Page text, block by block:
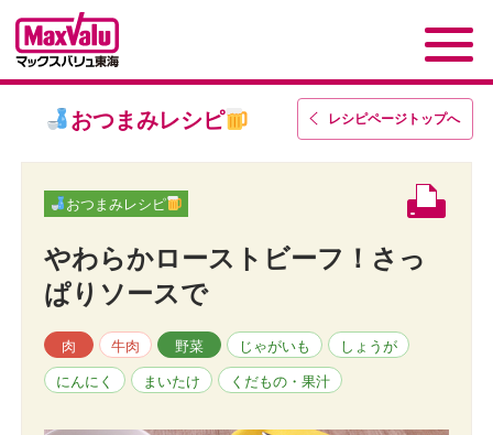
レシピページトップへ
おつまみレシピ
おつまみレシピ
やわらかローストビーフ！さっ
ぱりソースで
肉 牛肉 野菜 じゃがいも しょうが
にんにく まいたけ くだもの・果汁